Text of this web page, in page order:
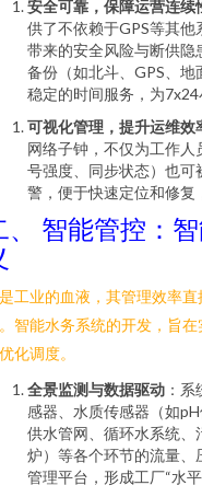
安全可靠，保障运营连续
供了不依赖于GPS等其
带来的安全风险与断供
备份（如北斗、GPS、
稳定的时间服务，为7x24
可视化管理，提升运维效
网络子钟，不仅为工作
号强度、同步状态）也
警，便于快速定位和修复
、 智能管控：
工业的血液，其管理效率
智能水务系统的开发，旨
化调度。
全景监测与数据驱动 ：
感器、水质传感器（如
供水管网、循环水系统
炉）等各个环节的流量
管理平台，形成工厂“水